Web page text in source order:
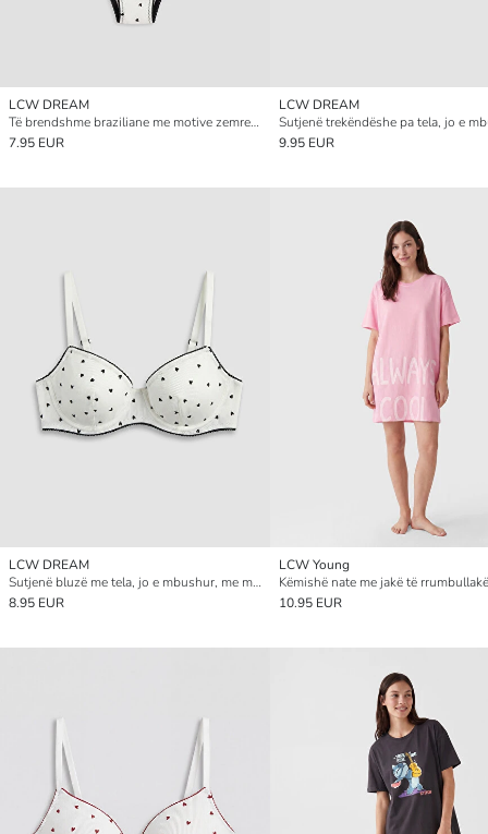
LCW DREAM
Të brendshme braziliane me motive zemre, paketë me 2 copë për gra
7.95 EUR
LCW DREAM
9.95 EUR
LCW DREAM
Sutjenë bluzë me tela, jo e mbushur, me motiv zemrash
8.95 EUR
LCW Young
10.95 EUR